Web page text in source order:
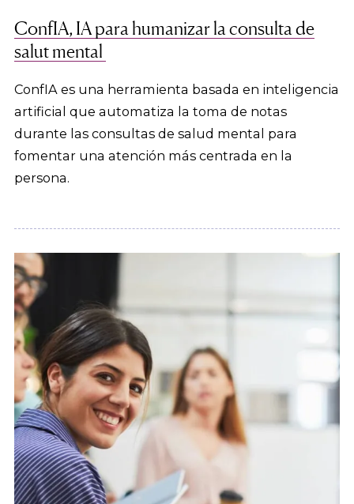
ConfIA, IA para humanizar la consulta de
salut mental
ConfIA es una herramienta basada en inteligencia
artificial que automatiza la toma de notas
durante las consultas de salud mental para
fomentar una atención más centrada en la
persona.